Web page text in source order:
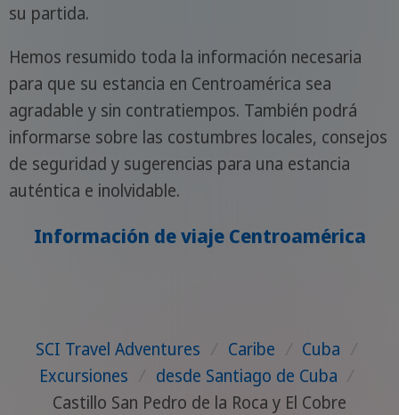
su partida.
Hemos resumido toda la información necesaria
para que su estancia en Centroamérica sea
agradable y sin contratiempos. También podrá
informarse sobre las costumbres locales, consejos
de seguridad y sugerencias para una estancia
auténtica e inolvidable.
Información de viaje Centroamérica
SCI Travel Adventures Caribe Cuba /
Excursiones / desde Santiago de Cuba /
Castillo San Pedro de la Roca y El Cobre